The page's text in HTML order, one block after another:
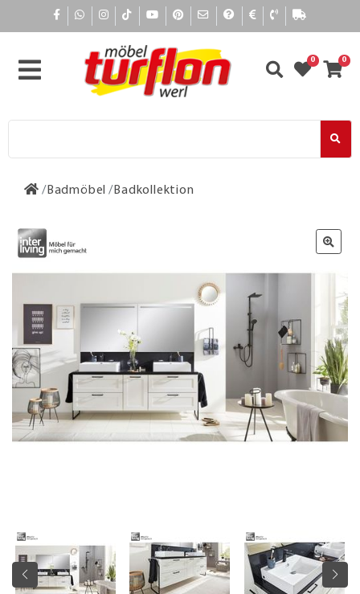
0 0
Badmöbel Badkollektion